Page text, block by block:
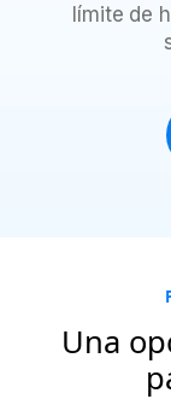
límite de
Una